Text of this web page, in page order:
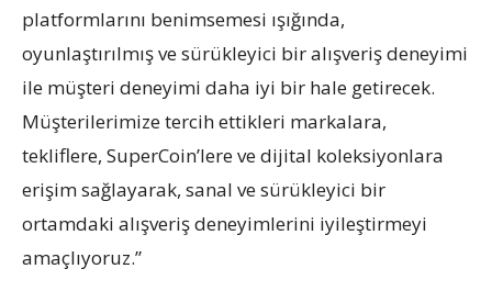
platformlarını benimsemesi ışığında,
oyunlaştırılmış ve sürükleyici bir alışveriş deneyimi
ile müşteri deneyimi daha iyi bir hale getirecek.
Müşterilerimize tercih ettikleri markalara,
tekliflere, SuperCoin’lere ve dijital koleksiyonlara
erişim sağlayarak, sanal ve sürükleyici bir
ortamdaki alışveriş deneyimlerini iyileştirmeyi
amaçlıyoruz.”